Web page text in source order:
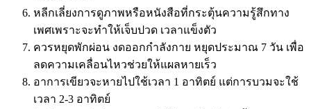
หลีกเลี่ยงการดูภาพหรือหนังสือที่กระตุ้นความรู้สึกทาง
เพศเพราะจะทำให้เจ็บปวด เวลาแข็งตัว
ควรหยุดพักผ่อน งดออกกำลังกาย หยุดประมาณ 7 วัน เพื่อ
ลดความเคลื่อนไหวช่วยให้แผลหายเร็ว
อาการเขียวจะหายไปใช้เวลา 1 อาทิตย์ แต่การบวมจะใช้
เวลา 2-3 อาทิตย์